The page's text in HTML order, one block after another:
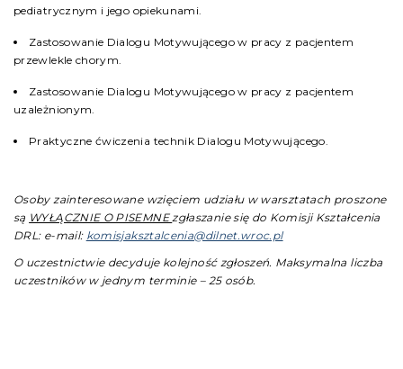
pediatrycznym i jego opiekunami.
Zastosowanie Dialogu Motywującego w pracy z pacjentem
przewlekle chorym.
Zastosowanie Dialogu Motywującego w pracy z pacjentem
uzależnionym.
Praktyczne ćwiczenia technik Dialogu Motywującego.
Osoby zainteresowane wzięciem udziału w warsztatach proszone
są WYŁĄCZNIE O PISEMNEzgłaszanie się do Komisji Kształcenia
DRL: e-mail: komisjaksztalcenia@dilnet.wroc.pl
O uczestnictwie decyduje kolejność zgłoszeń. Maksymalna liczba
uczestników w jednym terminie – 25 osób.